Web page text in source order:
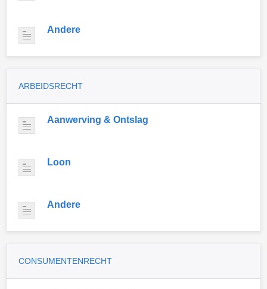
Andere
ARBEIDSRECHT
Aanwerving & Ontslag
Loon
Andere
CONSUMENTENRECHT